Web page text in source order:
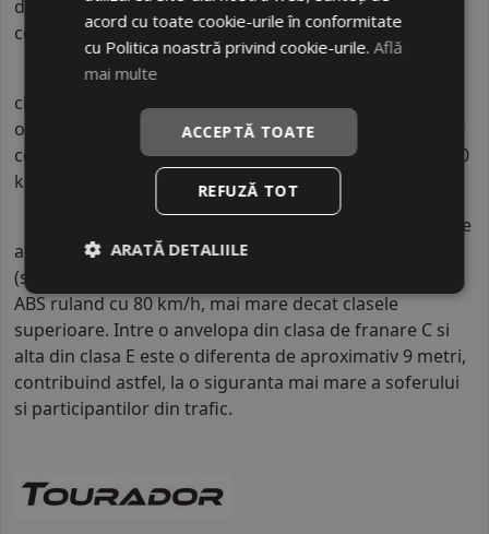
de incarcare maxima de 500 kg pe fiecare roata in
conditii de siguranta.
Indicele de consum
clasa de consum de carburant al autovehiculului. Intre
o anvelopa cu clasa B si o alta din clasa C, consumul de
combustibil creste cu aproximativ 1 litru la fiecare 1000
km parcursi.
. Acest tip de
anvelope va avea o distanta de franare pe carosabil ud
(strat de apa intre 0.5 mm si 1.5 mm) cu 4 anvelope cu
ABS ruland cu 80 km/h, mai mare decat clasele
superioare. Intre o anvelopa din clasa de franare C si
alta din clasa E este o diferenta de aproximativ 9 metri,
contribuind astfel, la o siguranta mai mare a soferului
si participantilor din trafic.
acord cu toate cookie-urile în conformitate
cu Politica noastră privind cookie-urile.Află
mai multe
ACCEPTĂ TOATE
REFUZĂ TOT
ARATĂ DETALIILE